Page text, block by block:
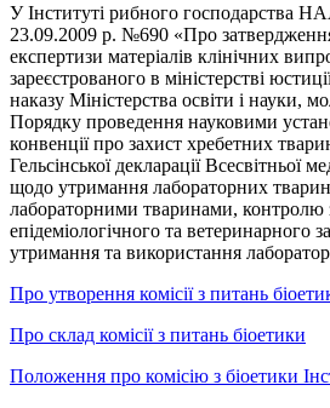
У Інституті рибного господарства
23.09.2009 р. №690 «Про
експертизи матеріалів клінічних
зареєстрованого в міністерстві
наказу Міністерства освіти і науки,
Порядку проведення науковими
конвенції про захист хребетних
Гельсінської декларації Всесвітньої
щодо утримання лабораторних
лабораторними тваринами, контролю
епідеміологічного та ветеринарного
утримання та використання
Про утворення комісії з питань
Про склад комісії з питань біоетики
Положення про комісію з біоетики